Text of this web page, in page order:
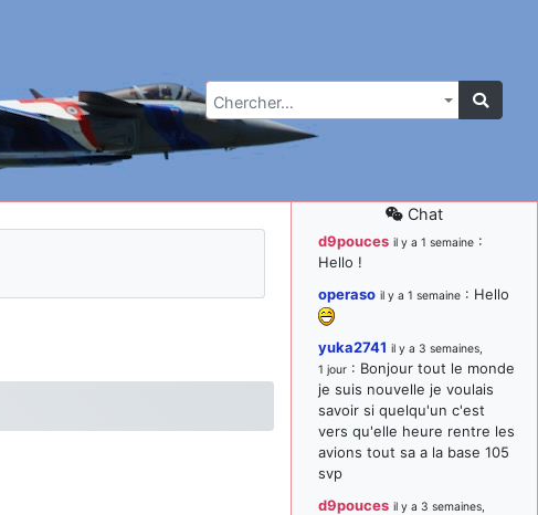
Chercher…
Chat
d9pouces il y a 1 semaine :
Hello !
operaso il y a 1 semaine : Hello
yuka2741 il y a 3 semaines,
1 jour : Bonjour tout le monde
je suis nouvelle je voulais
savoir si quelqu'un c'est
vers qu'elle heure rentre les
avions tout sa a la base 105
svp
d9pouces il y a 3 semaines,